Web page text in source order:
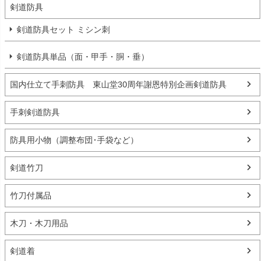
剣道防具
剣道防具セット ミシン刺
剣道防具単品（面・甲手・胴・垂）
国内仕立て手刺防具 東山堂30周年謝恩特別企画剣道防具
手刺剣道防具
防具用小物（調整布団･手袋など）
剣道竹刀
竹刀付属品
木刀・木刀用品
剣道着